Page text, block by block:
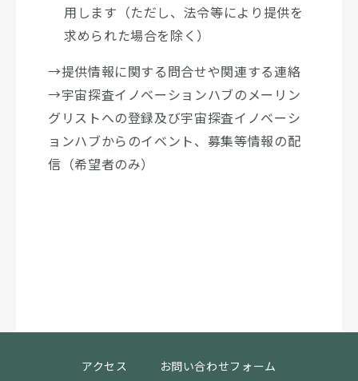
用します（ただし、法令等により提供を
求められた場合を除く）
→提供情報に関する問合せや関連する連絡
→宇宙探査イノベーションハブのメーリン
グリストへの登録及び宇宙探査イノベーシ
ョンハブからのイベント、募集等情報の配
信（希望者のみ）
アクセス
お問い合わせフォーム